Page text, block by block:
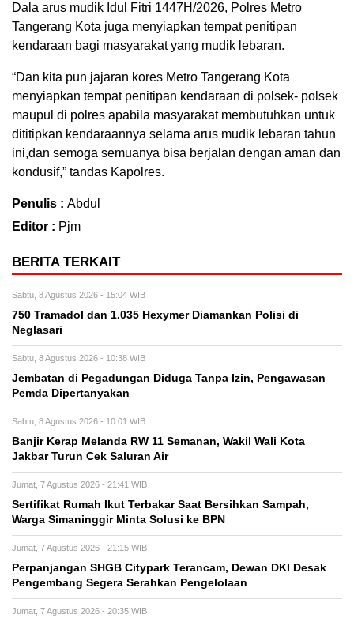
Dala arus mudik Idul Fitri 1447H/2026, Polres Metro
Tangerang Kota juga menyiapkan tempat penitipan
kendaraan bagi masyarakat yang mudik lebaran.
“Dan kita pun jajaran kores Metro Tangerang Kota
menyiapkan tempat penitipan kendaraan di polsek- polsek
maupul di polres apabila masyarakat membutuhkan untuk
dititipkan kendaraannya selama arus mudik lebaran tahun
ini,dan semoga semuanya bisa berjalan dengan aman dan
kondusif,” tandas Kapolres.
Penulis : Abdul
Editor : Pjm
BERITA TERKAIT
Sabtu, 8 Agustus 2026 - 15:04 WIB
750 Tramadol dan 1.035 Hexymer Diamankan Polisi di
Neglasari
Sabtu, 8 Agustus 2026 - 10:38 WIB
Jembatan di Pegadungan Diduga Tanpa Izin, Pengawasan
Pemda Dipertanyakan
Sabtu, 8 Agustus 2026 - 10:01 WIB
Banjir Kerap Melanda RW 11 Semanan, Wakil Wali Kota
Jakbar Turun Cek Saluran Air
Jumat, 7 Agustus 2026 - 21:41 WIB
Sertifikat Rumah Ikut Terbakar Saat Bersihkan Sampah,
Warga Simaninggir Minta Solusi ke BPN
Jumat, 7 Agustus 2026 - 21:15 WIB
Perpanjangan SHGB Citypark Terancam, Dewan DKI Desak
Pengembang Segera Serahkan Pengelolaan
Jumat, 7 Agustus 2026 - 20:35 WIB